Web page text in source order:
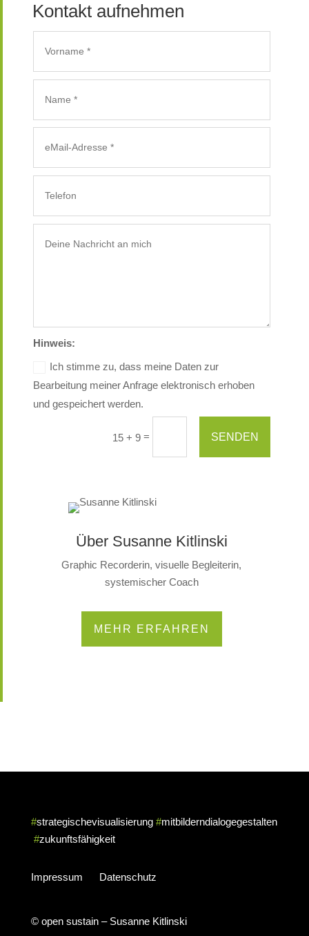
Kontakt aufnehmen
Hinweis:
Ich stimme zu, dass meine Daten zur
Bearbeitung meiner Anfrage elektronisch erhoben
und gespeichert werden.
15 + 9= SENDEN
Über Susanne Kitlinski
Graphic Recorderin, visuelle Begleiterin,
systemischer Coach
MEHR ERFAHREN
#strategischevisualisierung #mitbilderndialogegestalten
#zukunftsfähigkeit
Impressum Datenschutz
© open sustain – Susanne Kitlinski